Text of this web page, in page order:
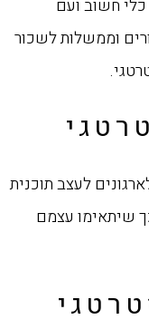
חשוב ועם
וממשלות לשכור
לעצב תוכנית
שיתאימו עצמם